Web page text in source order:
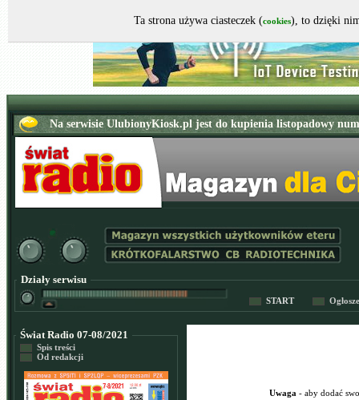
Działy serwisu
START
Świat Radio 07-08/2021
Spis treści
Od redakcji
Uwaga - aby dodać
Ta strona używa ciasteczek (cookies), to dzięki